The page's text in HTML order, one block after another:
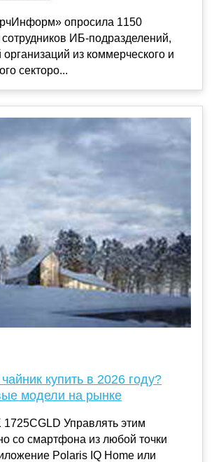
опросила 1150
ИБ-подразделений,
организаций из коммерческого и
секторо...
купить в 2026 году?
модели на рынке
1725CGLD Управлять этим
со смартфона из любой точки
Polaris IQ Home или